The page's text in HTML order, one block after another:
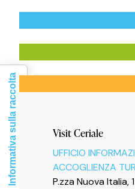
Visit Ceriale
UFFICIO
ACCOGLIENZA
P.zza Nuova Italia,
Informativa sulla raccolta